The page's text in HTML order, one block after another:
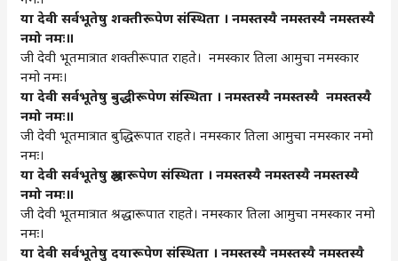
या देवी सर्वभूतेषु शक्तीरूपेण संस्थिता । नमस्तस्यै नमस्तस्यै नमस्तस्यै
नमो नमः॥
जी देवी भूतमात्रात शक्तीरूपात राहते। नमस्कार तिला आमुचा नमस्कार
नमो नमः।
या देवी सर्वभूतेषु बुद्धीरूपेण संस्थिता । नमस्तस्यै नमस्तस्यै नमस्तस्यै
नमो नमः॥
जी देवी भूतमात्रात बुद्धिरूपात राहते। नमस्कार तिला आमुचा नमस्कार नमो
नमः।
या देवी सर्वभूतेषु श्रद्धारूपेण संस्थिता । नमस्तस्यै नमस्तस्यै नमस्तस्यै
नमो नमः॥
जी देवी भूतमात्रात श्रद्धारूपात राहते। नमस्कार तिला आमुचा नमस्कार नमो
नमः।
या देवी सर्वभूतेषु दयारूपेण संस्थिता । नमस्तस्यै नमस्तस्यै नमस्तस्यै